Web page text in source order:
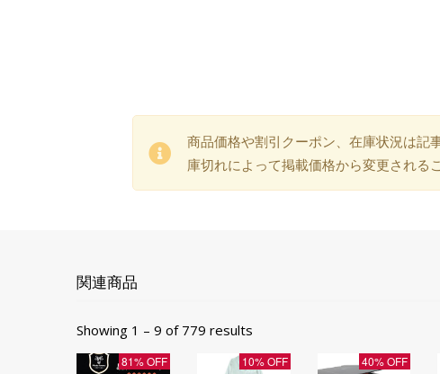
商品価格や割引クーポン、在庫状況は記
庫切れによって掲載価格から変更される
関連商品
Showing 1 – 9 of 779 results
81% OFF 10% OFF 40% OFF